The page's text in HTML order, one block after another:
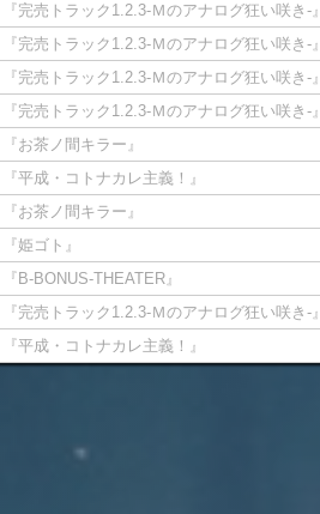
『完売トラック1.2.3-Ｍのアナログ狂い咲き-』
『完売トラック1.2.3-Ｍのアナログ狂い咲き-』
『完売トラック1.2.3-Ｍのアナログ狂い咲き-』
『完売トラック1.2.3-Ｍのアナログ狂い咲き-』
『お茶ノ間キラー』
『平成・コトナカレ主義！』
『お茶ノ間キラー』
『姫ゴト』
『B-BONUS-THEATER』
『完売トラック1.2.3-Ｍのアナログ狂い咲き-』
『平成・コトナカレ主義！』